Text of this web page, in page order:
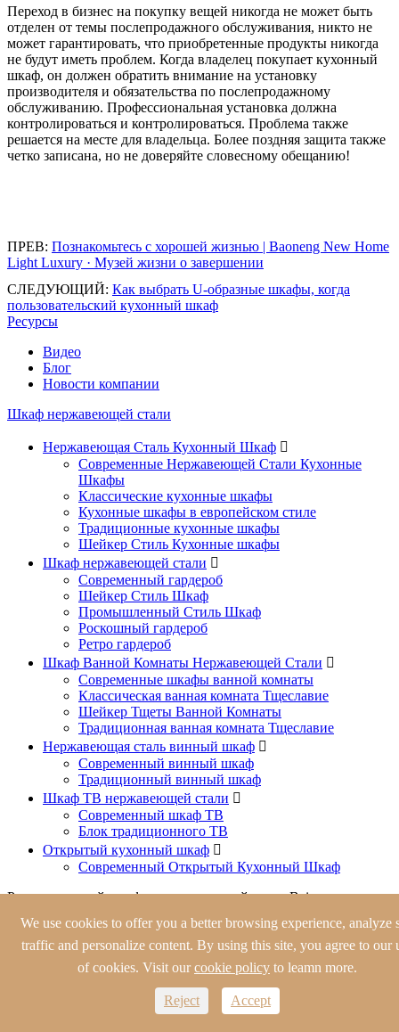
Переход в бизнес на покупку вещей никогда не может быть
отделен от темы послепродажного обслуживания, никто не
может гарантировать, что приобретенные продукты никогда
не будут иметь проблем. Когда владелец покупает кухонный
шкаф, он должен обратить внимание на установку
производителя и обязательства по послепродажному
обслуживанию. Профессиональная установка должна
контролироваться и контролироваться. Проблема также
решается на месте для владельца. Более поздняя защита также
четко записана, но не доверяйте словесному обещанию!
ПРЕВ: Познакомьтесь с хорошей жизнью | Baoneng New Home
Light Luxury · Музей жизни о завершении
СЛЕДУЮЩИЙ: Как выбрать U-образные шкафы, когда
пользовательский кухонный шкаф
Ресурсы
Видео
Блог
Новости компании
Шкаф нержавеющей стали
Нержавеющая Сталь Кухонный Шкаф 
Современные Нержавеющей Стали Кухонные
Шкафы
Классические кухонные шкафы
Кухонные шкафы в европейском стиле
Традиционные кухонные шкафы
Шейкер Стиль Кухонные шкафы
Шкаф нержавеющей стали 
Современный гардероб
Шейкер Стиль Шкаф
Промышленный Стиль Шкаф
Роскошный гардероб
Ретро гардероб
Шкаф Ванной Комнаты Нержавеющей Стали 
Современные шкафы ванной комнаты
Классическая ванная комната Тщеславие
Шейкер Тщеты Ванной Комнаты
Традиционная ванная комната Тщеславие
Нержавеющая сталь винный шкаф 
Современный винный шкаф
Традиционный винный шкаф
Шкаф ТВ нержавеющей стали 
Современный шкаф ТВ
Блок традиционного ТВ
Открытый кухонный шкаф 
Современный Открытый Кухонный Шкаф
Рекомендуемый шкаф из нержавеющей стали Baineng
We use cookies to offer you a better browsing experience, analyze
traffic and personalize content. By using this site, you agree to our
of cookies. Visit ourcookie policy to leamn more.
Reject Accept